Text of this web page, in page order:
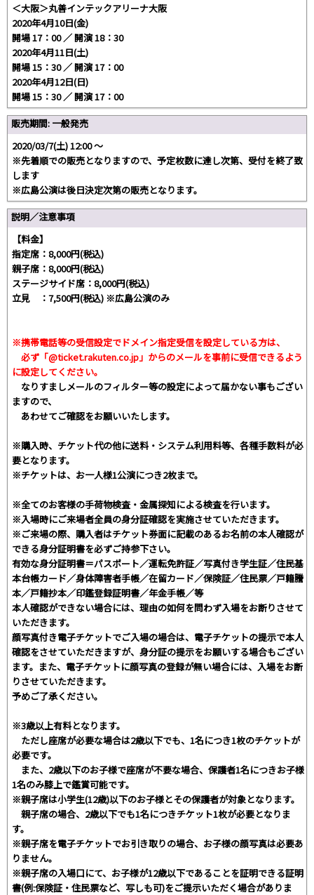
＜大阪＞丸善インテックアリーナ大阪
2020年4月10日(金)
開場 17：00 ／ 開演 18：30
2020年4月11日(土)
開場 15：30 ／ 開演 17：00
2020年4月12日(日)
開場 15：30 ／ 開演 17：00
販売期間: 一般発売
2020/03/7(土) 12:00 〜
※先着順での販売となりますので、予定枚数に達し次第、受付を終了致
します
※広島公演は後日決定次第の販売となります。
説明／注意事項
【料金】
指定席：8,000円(税込)
親子席：8,000円(税込)
ステージサイド席：8,000円(税込)
立見 ：7,500円(税込) ※広島公演のみ
※携帯電話等の受信設定でドメイン指定受信を設定している方は、
必ず 「@ticket.rakuten.co.jp」 からのメールを事前に受信できるよう
に設定してください。
なりすましメールのフィルター等の設定によって届かない事もござい
ますので、
あわせてご確認をお願いいたします。
※購入時、チケット代の他に送料・システム利用料等、各種手数料が必
要となります。
※チケットは、お一人様1公演につき2枚まで。
※全てのお客様の手荷物検査・金属探知による検査を行います。
※入場時にご来場者全員の身分証確認を実施させていただきます。
※ご来場の際、購入者はチケット券面に記載のあるお名前の本人確認が
できる身分証明書を必ずご持参下さい。
有効な身分証明書＝パスポート／運転免許証／写真付き学生証／住民基
本台帳カード／身体障害者手帳／在留カード／保険証／住民票／戸籍謄
本／戸籍抄本／印鑑登録証明書／年金手帳／等
本人確認ができない場合には、理由の如何を問わず入場をお断りさせて
いただきます。
顔写真付き電子チケットでご入場の場合は、電子チケットの提示で本人
確認をさせていただきますが、身分証の提示をお願いする場合もござい
ます。また、電子チケットに顔写真の登録が無い場合には、入場をお断
りさせていただきます。
予めご了承ください。
※3歳以上有料となります。
ただし座席が必要な場合は2歳以下でも、1名につき1枚のチケットが
必要です。
また、2歳以下のお子様で座席が不要な場合、保護者1名につきお子様
1名のみ膝上で鑑賞可能です。
※親子席は小学生(12歳)以下のお子様とその保護者が対象となります。
親子席の場合、2歳以下でも1名につきチケット1枚が必要となりま
す。
※親子席を電子チケットでお引き取りの場合、お子様の顔写真は必要あ
りません。
※親子席の入場口にて、お子様が12歳以下であることを証明できる証明
書(例:保険証・住民票など、写しも可)をご提示いただく場合がありま